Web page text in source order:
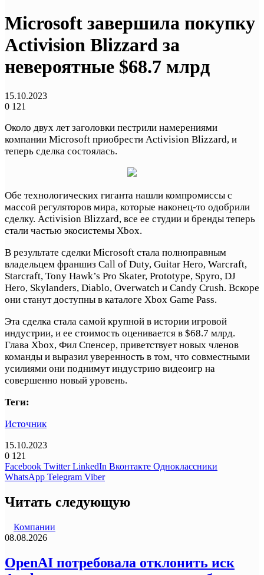
Microsoft завершила покупку
Activision Blizzard за
невероятные $68.7 млрд
15.10.2023
0 121
Около двух лет заголовки пестрили намерениями
компании Microsoft приобрести Activision Blizzard, и
теперь сделка состоялась.
Обе технологических гиганта нашли компромиссы с
массой регуляторов мира, которые наконец-то одобрили
сделку. Activision Blizzard, все ее студии и бренды теперь
стали частью экосистемы Xbox.
В результате сделки Microsoft стала полноправным
владельцем франшиз Call of Duty, Guitar Hero, Warcraft,
Starcraft, Tony Hawk’s Pro Skater, Prototype, Spyro, DJ
Hero, Skylanders, Diablo, Overwatch и Candy Crush. Вскоре
они станут доступны в каталоге Xbox Game Pass.
Эта сделка стала самой крупной в истории игровой
индустрии, и ее стоимость оценивается в $68.7 млрд.
Глава Xbox, Фил Спенсер, приветствует новых членов
команды и выразил уверенность в том, что совместными
усилиями они поднимут индустрию видеоигр на
совершенно новый уровень.
Теги:
Источник
15.10.2023
0 121
Facebook Twitter LinkedIn Вконтакте Одноклассники
WhatsApp Telegram Viber
Читать следующую
Компании
08.08.2026
OpenAI потребовала отклонить иск